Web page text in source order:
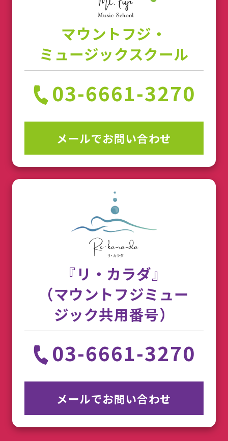
マウントフジ・
ミュージックスクール
03-6661-3270
メールでお問い合わせ
『リ・カラダ』
（マウントフジミュー
ジック共用番号）
03-6661-3270
メールでお問い合わせ